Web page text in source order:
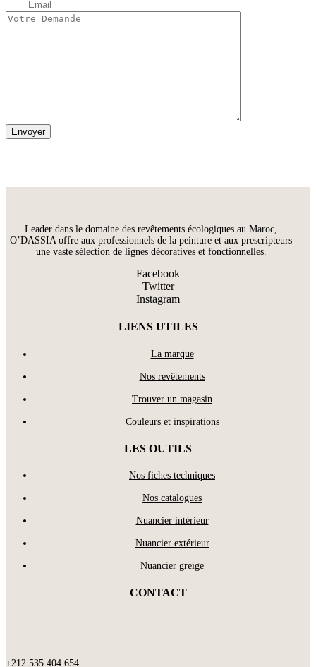
Leader dans le domaine des revêtements écologiques au Maroc,
O’DASSIA offre aux professionnels de la peinture et aux prescripteurs
une vaste sélection de lignes décoratives et fonctionnelles.
Facebook
Twitter
Instagram
LIENS UTILES
La marque
Nos revêtements
Trouver un magasin
Couleurs et inspirations
LES OUTILS
Nos fiches techniques
Nos catalogues
Nuancier intérieur
Nuancier extérieur
Nuancier greige
CONTACT
+212 535 404 654